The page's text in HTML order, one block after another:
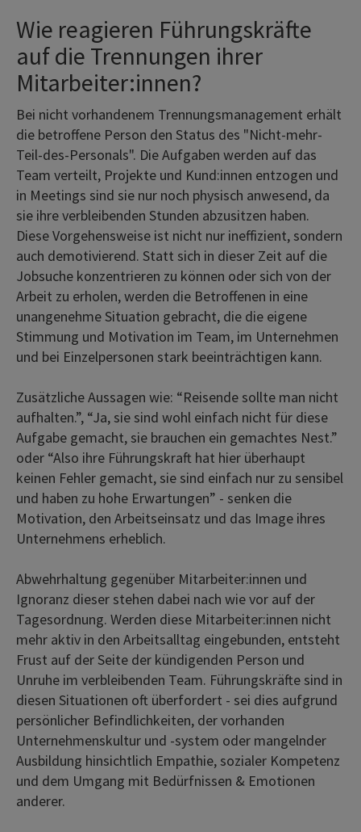
Wie reagieren Führungskräfte
auf die Trennungen ihrer
Mitarbeiter:innen?
Bei nicht vorhandenem Trennungsmanagement erhält
die betroffene Person den Status des "Nicht-mehr-
Teil-des-Personals". Die Aufgaben werden auf das
Team verteilt, Projekte und Kund:innen entzogen und
in Meetings sind sie nur noch physisch anwesend, da
sie ihre verbleibenden Stunden abzusitzen haben.
Diese Vorgehensweise ist nicht nur ineffizient, sondern
auch demotivierend. Statt sich in dieser Zeit auf die
Jobsuche konzentrieren zu können oder sich von der
Arbeit zu erholen, werden die Betroffenen in eine
unangenehme Situation gebracht, die die eigene
Stimmung und Motivation im Team, im Unternehmen
und bei Einzelpersonen stark beeinträchtigen kann.
Zusätzliche Aussagen wie: “Reisende sollte man nicht
aufhalten.”, “Ja, sie sind wohl einfach nicht für diese
Aufgabe gemacht, sie brauchen ein gemachtes Nest.”
oder “Also ihre Führungskraft hat hier überhaupt
keinen Fehler gemacht, sie sind einfach nur zu sensibel
und haben zu hohe Erwartungen” - senken die
Motivation, den Arbeitseinsatz und das Image ihres
Unternehmens erheblich.
Abwehrhaltung gegenüber Mitarbeiter:innen und
Ignoranz dieser stehen dabei nach wie vor auf der
Tagesordnung. Werden diese Mitarbeiter:innen nicht
mehr aktiv in den Arbeitsalltag eingebunden, entsteht
Frust auf der Seite der kündigenden Person und
Unruhe im verbleibenden Team. Führungskräfte sind in
diesen Situationen oft überfordert - sei dies aufgrund
persönlicher Befindlichkeiten, der vorhanden
Unternehmenskultur und -system oder mangelnder
Ausbildung hinsichtlich Empathie, sozialer Kompetenz
und dem Umgang mit Bedürfnissen & Emotionen
anderer.